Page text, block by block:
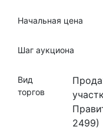
Начальная цена
Шаг аукциона
Вид
торгов
2499)